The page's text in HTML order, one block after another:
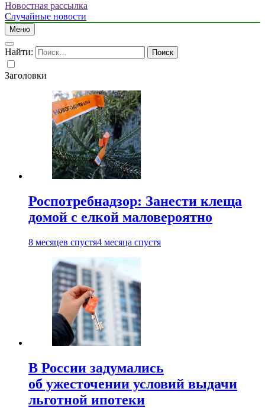
Just another WordPress site
Новостная рассылка
Случайные новости
Меню
Найти:
Заголовки
Роспотребнадзор: Занести клеща
домой с елкой маловероятно
8 месяцев спустя4 месяца спустя
В России задумались
об ужесточении условий выдачи
льготной ипотеки